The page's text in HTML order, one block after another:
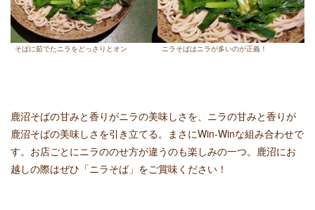
そばに茹でたニラをどっさりとオン ニラそばはニラが多いのが正義！
鹿沼そばの甘みと香りがニラの美味しさを、ニラの甘みと香りが
鹿沼そばの美味しさを引き立てる。まさにWin-Winな組み合わせで
す。お店ごとにニラののせ方が違うのも楽しみの一つ。鹿沼にお
越しの際はぜひ「ニラそば」をご賞味ください！